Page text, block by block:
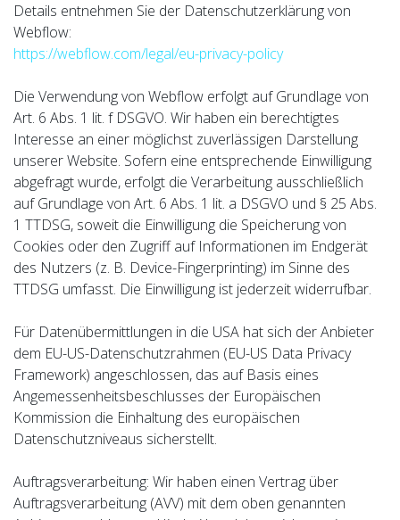
Details entnehmen Sie der Datenschutzerklärung von
Webflow:
https://webflow.com/legal/eu-privacy-policy
Die Verwendung von Webflow erfolgt auf Grundlage von
Art. 6 Abs. 1 lit. f DSGVO. Wir haben ein berechtigtes
Interesse an einer möglichst zuverlässigen Darstellung
unserer Website. Sofern eine entsprechende Einwilligung
abgefragt wurde, erfolgt die Verarbeitung ausschließlich
auf Grundlage von Art. 6 Abs. 1 lit. a DSGVO und § 25 Abs.
1 TTDSG, soweit die Einwilligung die Speicherung von
Cookies oder den Zugriff auf Informationen im Endgerät
des Nutzers (z. B. Device-Fingerprinting) im Sinne des
TTDSG umfasst. Die Einwilligung ist jederzeit widerrufbar.
Für Datenübermittlungen in die USA hat sich der Anbieter
dem EU-US-Datenschutzrahmen (EU-US Data Privacy
Framework) angeschlossen, das auf Basis eines
Angemessenheitsbeschlusses der Europäischen
Kommission die Einhaltung des europäischen
Datenschutzniveaus sicherstellt.
Auftragsverarbeitung: Wir haben einen Vertrag über
Auftragsverarbeitung (AVV) mit dem oben genannten